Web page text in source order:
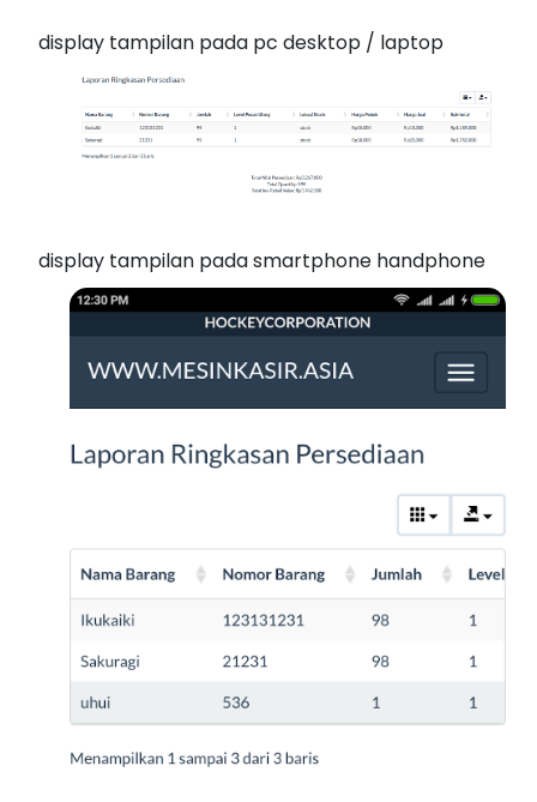
display tampilan pada pc desktop / laptop
display tampilan pada smartphone handphone